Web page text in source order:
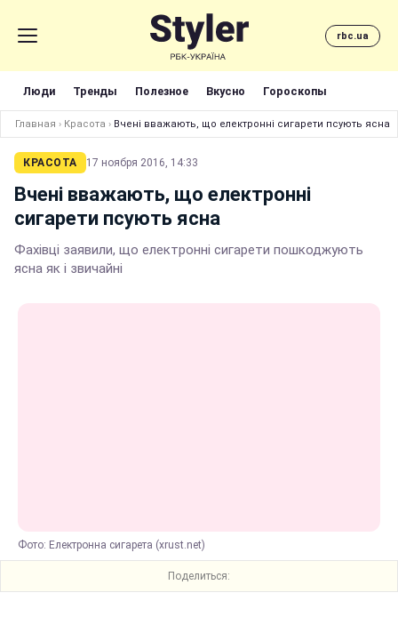
rbc.ua
Люди Тренды Полезное Вкусно Гороскопы
Главная › Красота › Вчені вважають, що електронні сигарети псують ясна
КРАСОТА 17 ноября 2016, 14:33
Вчені вважають, що електронні
сигарети псують ясна
Фахівці заявили, що електронні сигарети пошкоджують
ясна як і звичайні
Фото: Електронна сигарета (xrust.net)
Поделиться: